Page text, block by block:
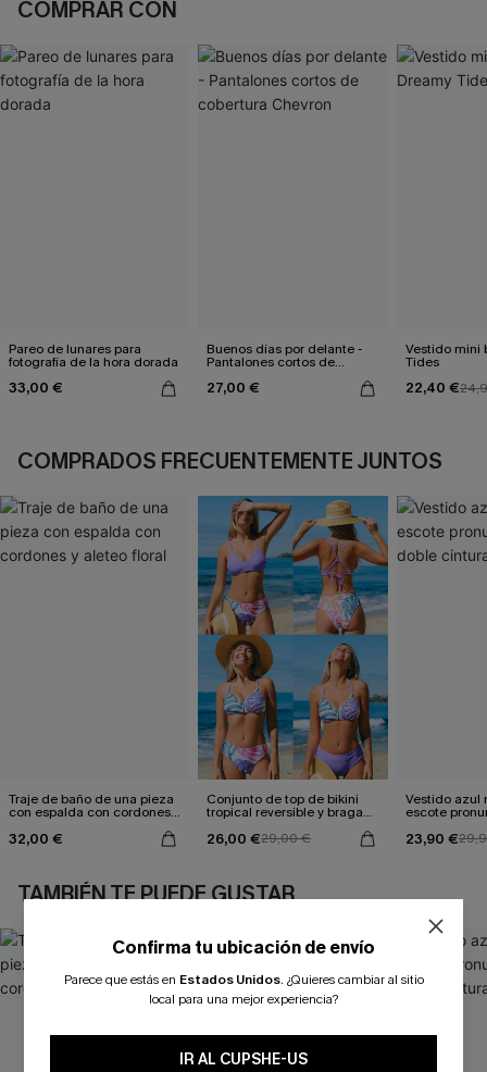
COMPRAR CON
Pareo de lunares para
fotografía de la hora dorada
33,00 €
Buenos días por delante -
Pantalones cortos de
27,00 €
Vestido mini
Tides
22,40 €
COMPRADOS FRECUENTEMENTE JUNTOS
Traje de baño de una pieza
con espalda con cordones y
32,00 €
Conjunto de top de bikini
tropical reversible y braga
26,00 €29,00 €
Vestido azul
escote
23,90 €
TAMBIÉN TE PUEDE GUSTAR
Confirma tu ubicación de envío
Parece que estás en Estados Unidos. ¿Quieres cambiar al sitio
local para una mejor experiencia?
IR AL CUPSHE-US